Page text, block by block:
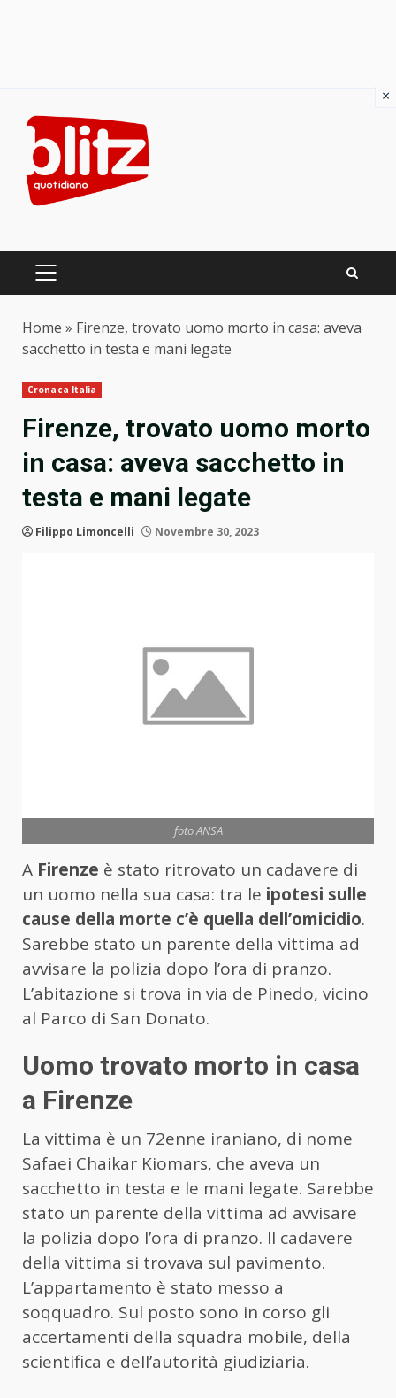
content
PRIMARY
Home » Firenze, trovato uomo morto in casa: aveva
sacchetto in testa e mani legate
Cronaca Italia
Firenze, trovato uomo morto
in casa: aveva sacchetto in
testa e mani legate
Filippo Limoncelli Novembre 30, 2023
foto ANSA
A Firenze è stato ritrovato un cadavere di
un uomo nella sua casa: tra le ipotesi sulle
cause della morte c’è quella dell’omicidio.
Sarebbe stato un parente della vittima ad
avvisare la polizia dopo l’ora di pranzo.
L’abitazione si trova in via de Pinedo, vicino
al Parco di San Donato.
Uomo trovato morto in casa
a Firenze
La vittima è un 72enne iraniano, di nome
Safaei Chaikar Kiomars, che aveva un
sacchetto in testa e le mani legate. Sarebbe
stato un parente della vittima ad avvisare
la polizia dopo l’ora di pranzo. Il cadavere
della vittima si trovava sul pavimento.
L’appartamento è stato messo a
soqquadro. Sul posto sono in corso gli
accertamenti della squadra mobile, della
scientifica e dell’autorità giudiziaria.
×